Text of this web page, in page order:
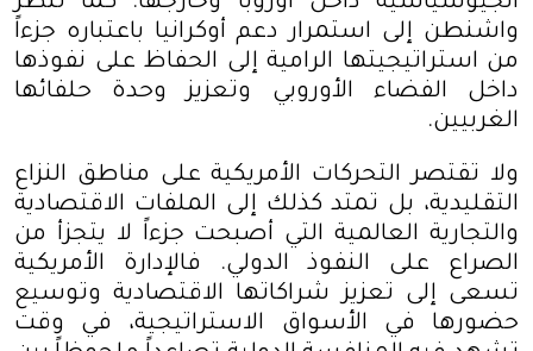
واشنطن إلى استمرار دعم أوكرانيا باعتباره جزءاً
من استراتيجيتها الرامية إلى الحفاظ على نفوذها
داخل الفضاء الأوروبي وتعزيز وحدة حلفائها
الغربيين.
ولا تقتصر التحركات الأمريكية على مناطق النزاع
التقليدية، بل تمتد كذلك إلى الملفات الاقتصادية
والتجارية العالمية التي أصبحت جزءاً لا يتجزأ من
الصراع على النفوذ الدولي. فالإدارة الأمريكية
تسعى إلى تعزيز شراكاتها الاقتصادية وتوسيع
حضورها في الأسواق الاستراتيجية، في وقت